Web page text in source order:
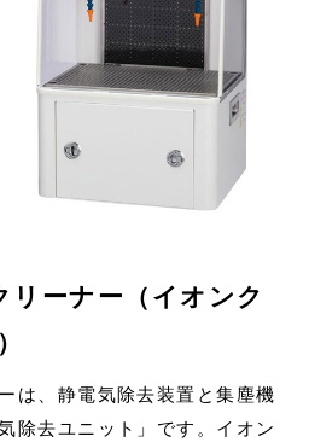
リーナー（イオンク
は、静電気除去装置と集塵機
除去ユニット」です。イオン